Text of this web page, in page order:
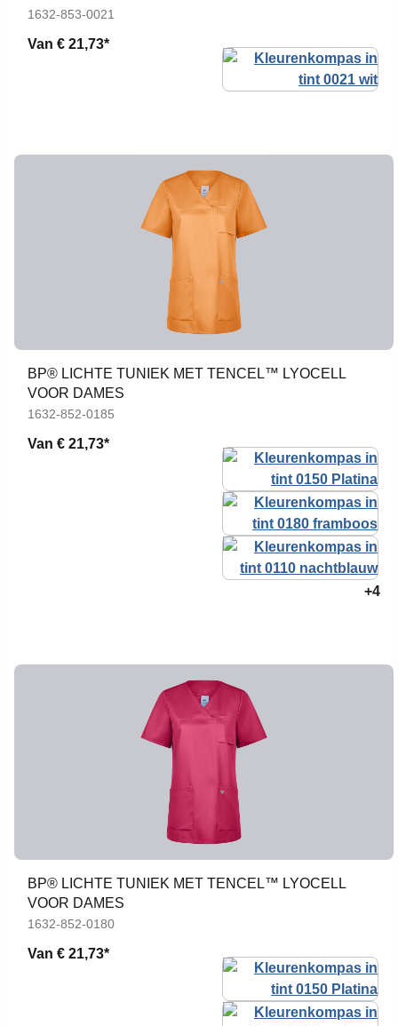
1632-853-0021
Van € 21,73*
BP® LICHTE TUNIEK MET TENCEL™ LYOCELL
VOOR DAMES
1632-852-0185
Van € 21,73*
+4
BP® LICHTE TUNIEK MET TENCEL™ LYOCELL
VOOR DAMES
1632-852-0180
Van € 21,73*